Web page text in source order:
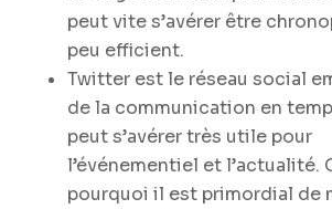
peut vite s’avérer être
peu efficient.
Twitter est le réseau social
de la communication en
peut s’avérer très utile pour
l’événementiel et l’actualité.
pourquoi il est primordial de